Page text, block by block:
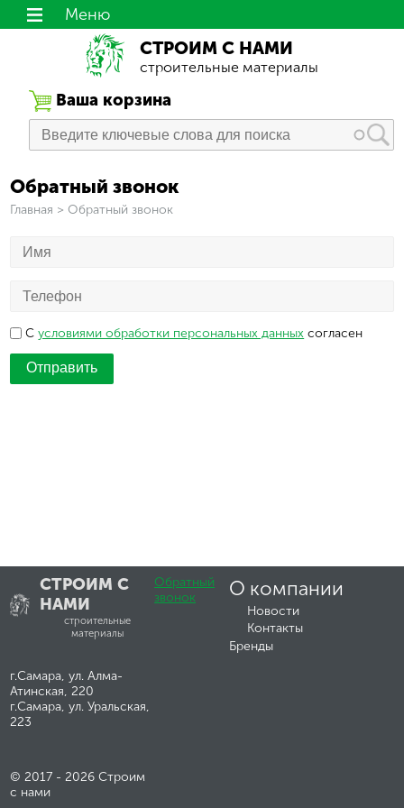
СТРОИМ С НАМИ
строительные материалы
Ваша корзина
Меню
Обратный звонок
Вы здесь
Главная > Обратный звонок
Имя
Телефон
Согласие*
Cусловиями обработки персональных данных согласен
СТРОИМ С
НАМИ
строительные
материалы
г.Самара, ул. Алма-
Атинская, 220
г.Самара, ул. Уральская,
223
© 2017 - 2026 Строим
с нами
Обратный
звонок
О компании
Новости
Контакты
Бренды